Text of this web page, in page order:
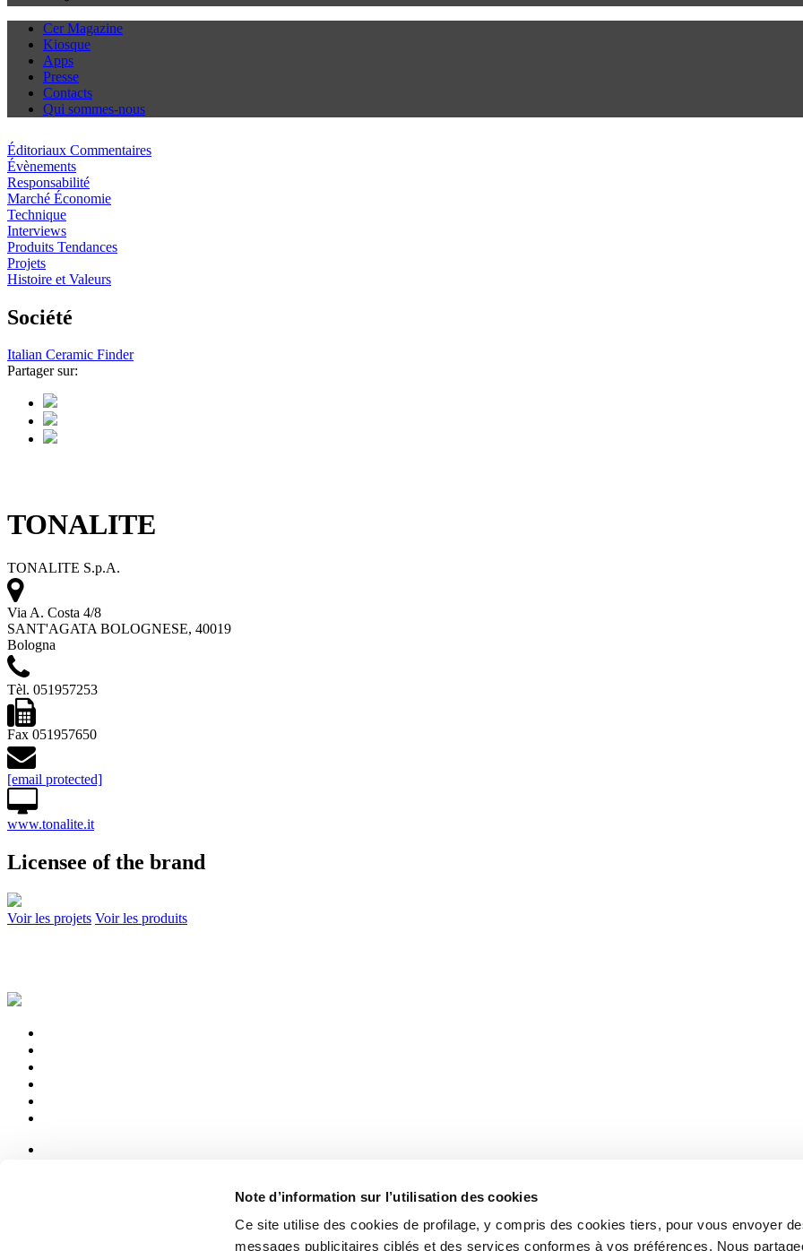
Note d’information sur l’utilisation des cookies
Ce site utilise des cookies de profilage, y compris des cookies tiers, pour vous envoyer
messages publicitaires ciblés et des services conformes à vos préférences. Nous
Cer Magazine
Kiosque
Apps
Presse
Contacts
Qui sommes-nous
Éditoriaux Commentaires
Évènements
Responsabilité
Marché Économie
Technique
Interviews
Produits Tendances
Projets
Histoire et Valeurs
Société
Italian Ceramic Finder
Partager sur:
TONALITE
TONALITE S.p.A.
Via A. Costa 4/8
SANT'AGATA BOLOGNESE, 40019
Bologna
Tèl. 051957253
Fax 051957650
[email protected]
www.tonalite.it
Licensee of the brand
Voir les projets Voir les produits